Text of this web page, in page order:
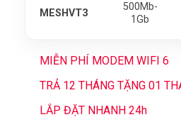
MESHVT3
500Mb-
1Gb
MIỄN PHÍ MODEM WIFI 6
TRẢ 12 THÁNG TẶNG 01
LẮP ĐẶT NHANH 24h